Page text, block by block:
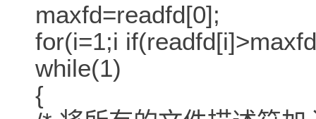
maxfd=readfd[0];
for(i=1;i
while(1)
{